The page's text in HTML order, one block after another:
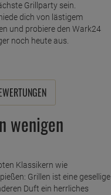
Grillparty sein.
dich von lästigem
und probiere den Wark24
noch heute aus.
wenigen
Klassikern wie
Grillen ist eine gesellige
Duft ein herrliches